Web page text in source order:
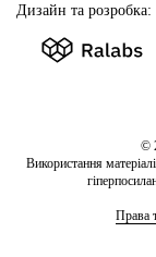
Дизайн та розробка:
©
Використання
Права